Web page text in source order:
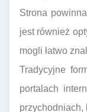
Strona
jest również
mogli łatwo
Tradycyjne
portalach
przychodniach,